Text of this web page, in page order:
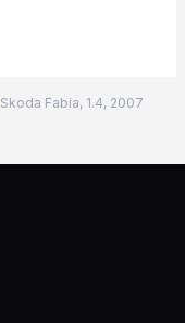
Skoda Fabia, 1.4, 2007